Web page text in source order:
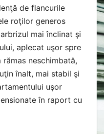
de flancurile
roţilor generos
mai înclinat şi
aplecat uşor spre
neschimbată,
înalt, mai stabil şi
uşor
în raport cu